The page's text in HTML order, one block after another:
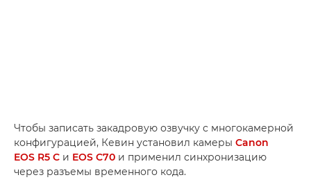
Чтобы записать закадровую озвучку с многокамерной
конфигурацией, Кевин установил камеры Canon
EOS R5 C и EOS C70 и применил синхронизацию
через разъемы временного кода.